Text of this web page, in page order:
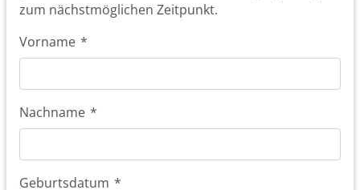
zum nächstmöglichen Zeitpunkt.
Vorname *
Nachname *
Geburtsdatum *